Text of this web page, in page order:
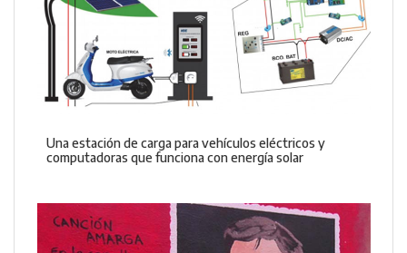
Una estación de carga para vehículos eléctricos y
computadoras que funciona con energía solar